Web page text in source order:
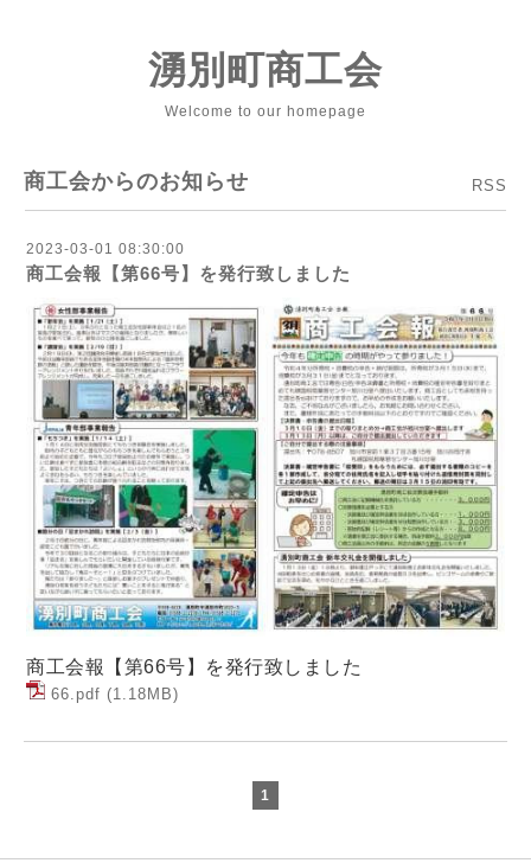
湧別町商工会
Welcome to our homepage
商工会からのお知らせ RSS
2023-03-01 08:30:00
商工会報【第66号】を発行致しました
商工会報【第66号】を発行致しました
66.pdf (1.18MB)
1